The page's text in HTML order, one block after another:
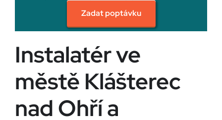
Zadat poptávku
Instalatér ve
městě Klášterec
nad Ohří a